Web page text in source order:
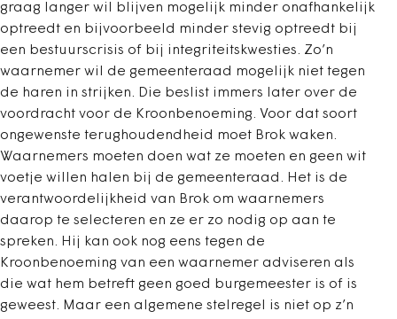
graag langer wil blijven mogelijk minder onafhankelijk
optreedt en bijvoorbeeld minder stevig optreedt bij
een bestuurscrisis of bij integriteitskwesties. Zo’n
waarnemer wil de gemeenteraad mogelijk niet tegen
de haren in strijken. Die beslist immers later over de
voordracht voor de Kroonbenoeming. Voor dat soort
ongewenste terughoudendheid moet Brok waken.
Waarnemers moeten doen wat ze moeten en geen wit
voetje willen halen bij de gemeenteraad. Het is de
verantwoordelijkheid van Brok om waarnemers
daarop te selecteren en ze er zo nodig op aan te
spreken. Hij kan ook nog eens tegen de
Kroonbenoeming van een waarnemer adviseren als
die wat hem betreft geen goed burgemeester is of is
geweest. Maar een algemene stelregel is niet op z’n